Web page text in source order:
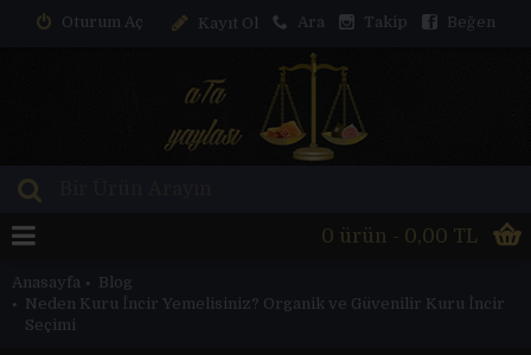
Oturum Aç Kayıt Ol Ara Takip Beğen
0 ürün - 0,00 TL
Anasayfa
Blog
Neden Kuru İncir Yemelisiniz? Organik ve Güvenilir Kuru İncir
Seçimi